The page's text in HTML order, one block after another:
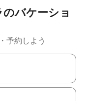
バケーショ
予約しよう
キーを使って移動するか